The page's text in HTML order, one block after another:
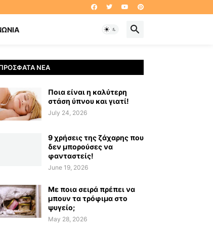
ΝΈΑ
Ποια είναι η καλύτερη
στάση ύπνου και γιατί!
July 24, 2026
9 χρήσεις της ζάχαρης που
δεν μπορούσες να
φανταστείς!
June 19, 2026
Με ποια σειρά πρέπει να
μπουν τα τρόφιμα στο
ψυγείο;
May 28, 2026